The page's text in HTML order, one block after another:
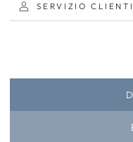
SERVIZIO CLIENTI